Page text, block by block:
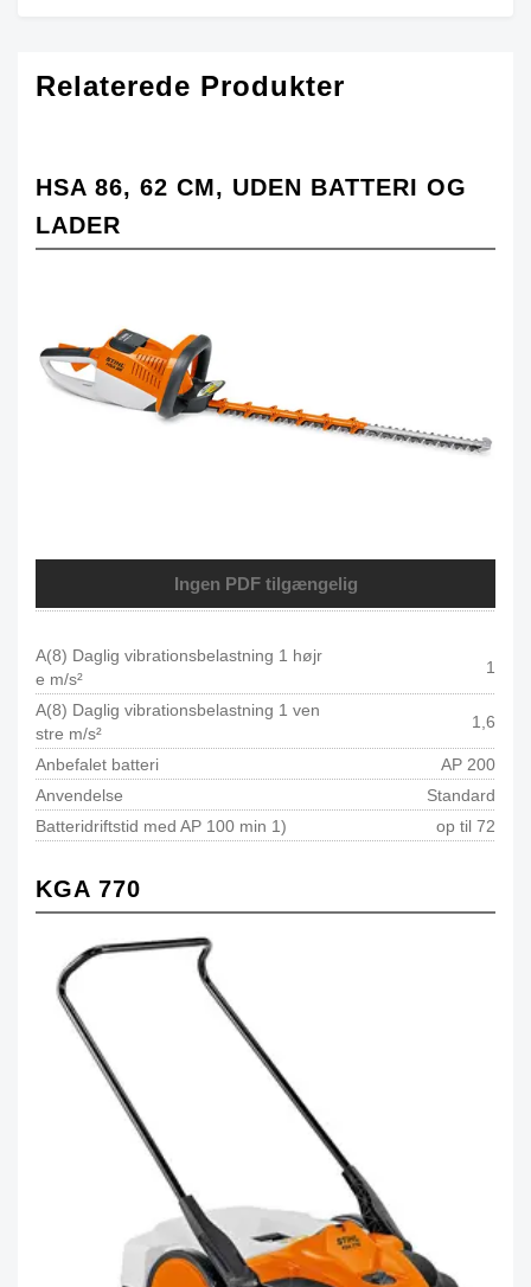
Relaterede Produkter
HSA 86, 62 CM, UDEN BATTERI OG
LADER
Ingen PDF tilgængelig
A(8) Daglig vibrationsbelastning 1 højr
e m/s²
1
A(8) Daglig vibrationsbelastning 1 ven
stre m/s²
1,6
Anbefalet batteri
AP 200
Anvendelse
Standard
Batteridriftstid med AP 100 min 1)
op til 72
KGA 770